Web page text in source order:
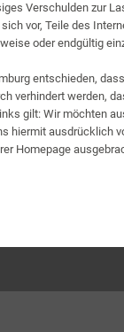
Verschulden zur
vor, Teile des
oder endgültig
entschieden,
verhindert werden,
gilt: Wir möchten
hiermit ausdrücklich
Homepage